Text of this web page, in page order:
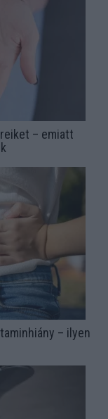
– emiatt
– ilyen